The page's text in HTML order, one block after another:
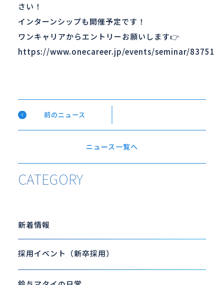
さい！
インターンシップも開催予定です！
ワンキャリアからエントリーお願いします👉
https://www.onecareer.jp/events/seminar/83751
前のニュース
ニュース一覧へ
CATEGORY
新着情報
採用イベント（新卒採用）